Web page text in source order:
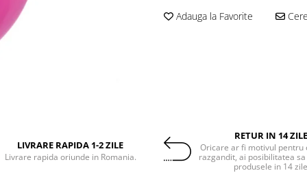
Adauga la Favorite
LIVRARE RAPIDA 1-2 ZILE
Livrare rapida oriunde in Romania.
RETUR IN 14 ZILE
Oricare ar fi motivul pentru
razgandit, ai posibilitatea
produsele in 14